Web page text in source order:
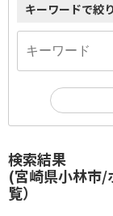
検索結果
(宮崎県小林市/
覧）
キーワードで絞